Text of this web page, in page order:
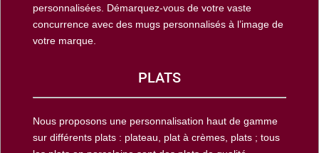
personnalisées. Démarquez-vous de votre vaste
concurrence avec des mugs personnalisés à l’image de
votre marque.
PLATS
Nous proposons une personnalisation haut de gamme
sur différents plats : plateau, plat à crèmes, plats ; tous